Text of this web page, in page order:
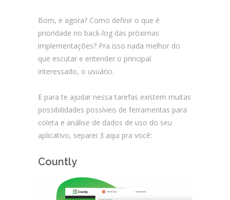
Bom, e agora? Como definir o que é
prioridade no back-log das próximas
implementações? Pra isso nada melhor do
que escutar e entender o principal
interessado, o usuário.
E para te ajudar nessa tarefas existem muitas
possibilidades possíveis de ferramentas para
coleta e análise de dados de uso do seu
aplicativo, separei 3 aqui pra você:
Countly